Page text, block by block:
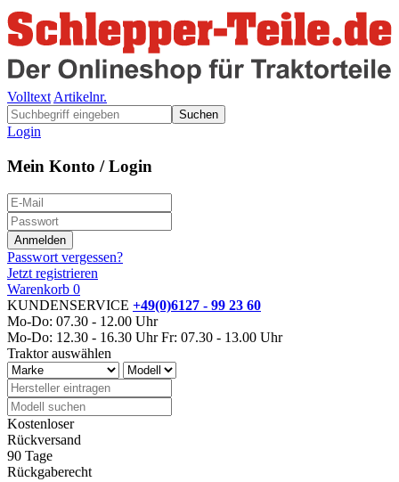
Volltext Artikelnr.
Suchen
Login
Mein Konto / Login
Passwort vergessen?
Jetzt registrieren
Warenkorb 0
KUNDENSERVICE +49(0)6127 - 99 23 60
Mo-Do: 07.30 - 12.00 Uhr
Mo-Do: 12.30 - 16.30 Uhr Fr: 07.30 - 13.00 Uhr
Traktor auswählen
Kostenloser
Rückversand
90 Tage
Rückgaberecht